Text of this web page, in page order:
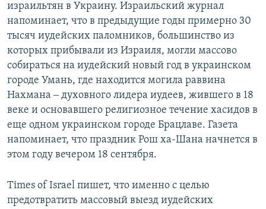
израильтян в Украину. Израильский журнал
напоминает, что в предыдущие годы примерно 30
тысяч иудейских паломников, большинство из
которых прибывали из Израиля, могли массово
собираться на иудейский новый год в украинском
городе Умань, где находится могила раввина
Нахмана ‒ духовного лидера иудеев, жившего в 18
веке и основавшего религиозное течение хасидов в
еще одном украинском городе Брацлаве. Газета
напоминает, что праздник Рош ха-Шана начнется в
этом году вечером 18 сентября.
Times of Israel пишет, что именно с целью
предотвратить массовый выезд иудейских